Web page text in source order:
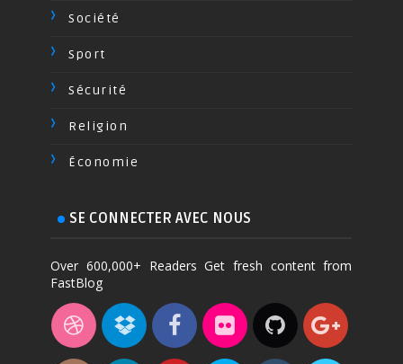
Société
Sport
Sécurité
Religion
Économie
SE CONNECTER AVEC NOUS
Over 600,000+ Readers Get fresh content from
FastBlog